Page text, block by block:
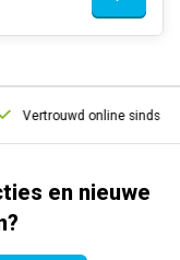
Vertrouwd online sinds 2006
en nieuwe